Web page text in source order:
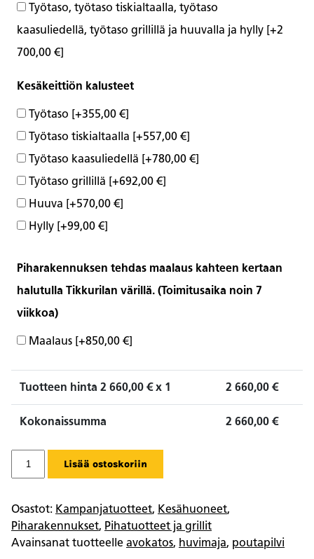
Työtaso, työtaso tiskialtaalla, työtaso
kaasuliedellä, työtaso grillillä ja huuvalla ja hylly [+2
700,00 €]
Kesäkeittiön kalusteet
Työtaso [+355,00 €]
Työtaso tiskialtaalla [+557,00 €]
Työtaso kaasuliedellä [+780,00 €]
Työtaso grillillä [+692,00 €]
Huuva [+570,00 €]
Hylly [+99,00 €]
Piharakennuksen tehdas maalaus kahteen kertaan
halutulla Tikkurilan värillä. (Toimitusaika noin 7
viikkoa)
Maalaus [+850,00 €]
Tuotteen hinta 2 660,00 € x 1 2 660,00 €
Kokonaissumma 2 660,00 €
Pihakatos
määrä
Lisää ostoskoriin
Osastot: Kampanjatuotteet, Kesähuoneet,
Piharakennukset, Pihatuotteet ja grillit
Avainsanat tuotteelle avokatos, huvimaja, poutapilvi